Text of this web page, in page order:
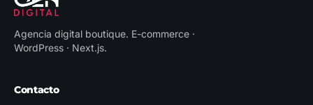
Agencia digital boutique. E-commerce ·
WordPress · Next.js.
Contacto